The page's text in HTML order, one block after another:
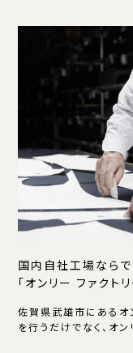
国内自社工場ならで
「オンリー ファクトリ
佐賀県武雄市にあるオ
を行うだけでなく、オン